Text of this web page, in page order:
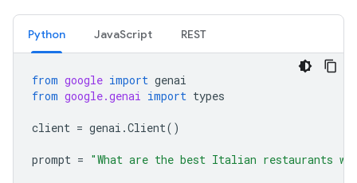
Python JavaScript REST
from google import genai
from google.genai import types
client = genai .Client()
prompt = "What are the best Italian restaurants